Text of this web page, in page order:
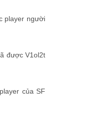
player người
được V1ol2t
của SF